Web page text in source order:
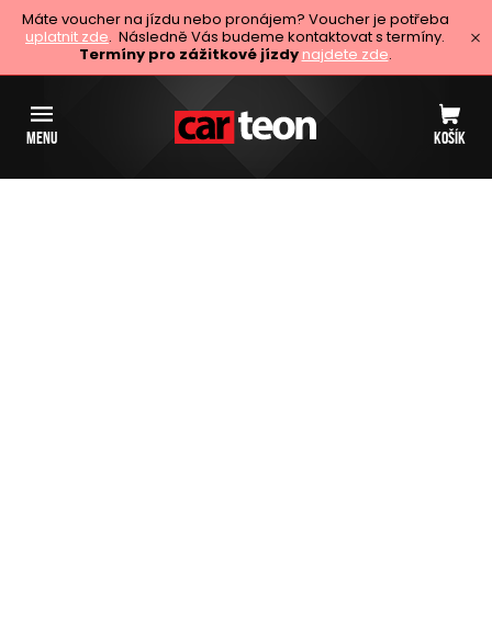
Máte voucher na jízdu nebo pronájem? Voucher je potřeba
uplatnit zde. Následně Vás budeme kontaktovat s termíny.
Termíny pro zážitkové jízdy najdete zde.
MENU KOŠÍK